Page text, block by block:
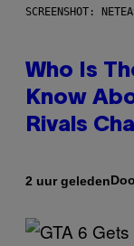
SCREENSHOT:
Who Is
Know
Rivals
2 uur geleden